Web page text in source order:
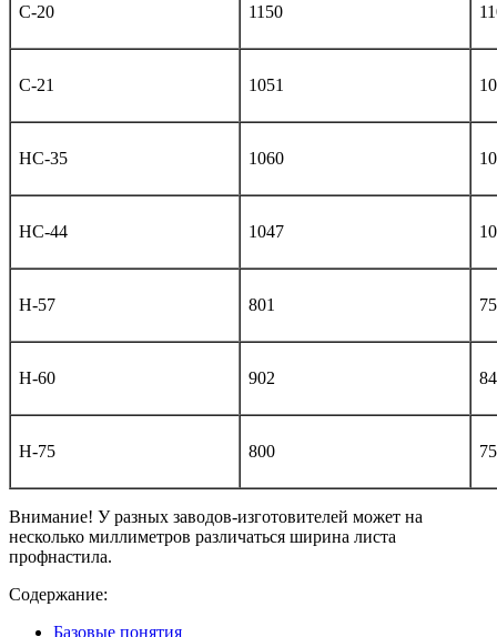
С-20 1150
С-21 1051
НС-35 1060
НС-44 1047
Н-57 801
Н-60 902
Н-75 800
Внимание! У разных заводов-изготовителей может на
несколько миллиметров различаться ширина листа
профнастила.
Содержание:
Базовые понятия